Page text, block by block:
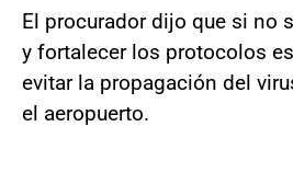
El procurador dijo que si no
y fortalecer los protocolos
evitar la propagación del
el aeropuerto.